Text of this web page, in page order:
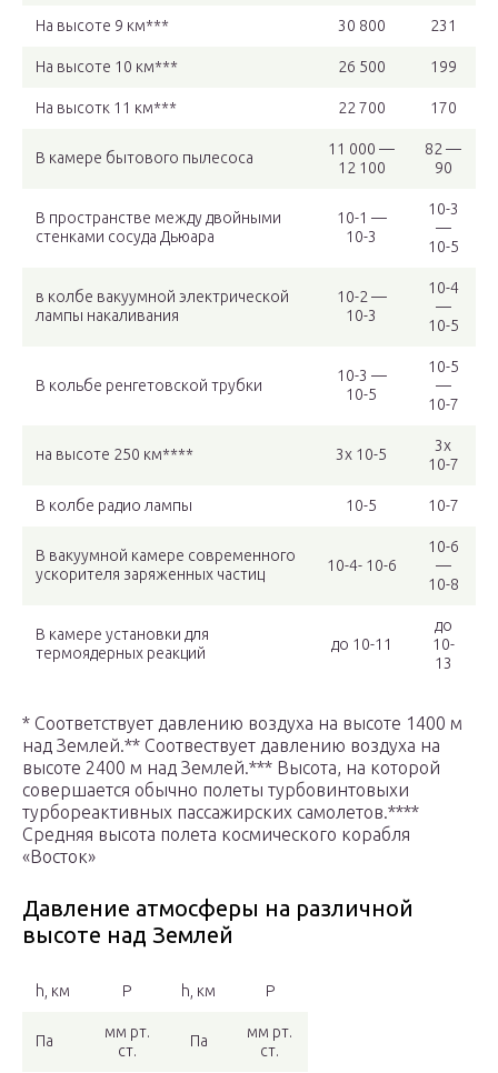
На высоте 9 км*** 30 800 231
На высоте 10 км*** 26 500 199
На высотк 11 км*** 22 700 170
В камере бытового пылесоса
11 000 —
12 100
82 —
90
В пространстве между двойными
стенками сосуда Дьюара
10-1 —
10-3
10-3
—
10-5
в колбе вакуумной электрической
лампы накаливания
10-2 —
10-3
10-4
—
10-5
В кольбе ренгетовской трубки
10-3 —
10-5
10-5
—
10-7
на высоте 250 км**** 3x 10-5
3x
10-7
В колбе радио лампы 10-5 10-7
В вакуумной камере современного
ускорителя заряженных частиц
10-4- 10-6
10-6
—
10-8
В камере установки для
термоядерных реакций
до 10-11
до
10-
13
* Соответствует давлению воздуха на высоте 1400 м
над Землей.** Соотвествует давлению воздуха на
высоте 2400 м над Землей.*** Высота, на которой
совершается обычно полеты турбовинтовыхи
турбореактивных пассажирских самолетов.****
Средняя высота полета космического корабля
«Восток»
Давление атмосферы на различной
высоте над Землей
h, км P h, км P
Па
мм рт.
ст.
Па
мм рт.
ст.